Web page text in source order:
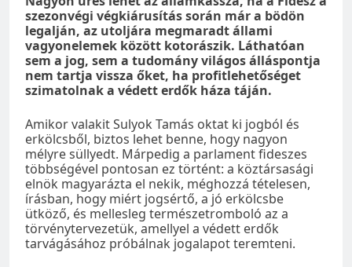
szezonvégi végkiárusítás során már a bödön
legalján, az utoljára megmaradt állami
vagyonelemek között kotorászik. Láthatóan
sem a jog, sem a tudomány világos álláspontja
nem tartja vissza őket, ha profitlehetőséget
szimatolnak a védett erdők háza táján.
Amikor valakit Sulyok Tamás oktat ki jogból és
erkölcsből, biztos lehet benne, hogy nagyon
mélyre süllyedt. Márpedig a parlament fideszes
többségével pontosan ez történt: a köztársasági
elnök magyarázta el nekik, méghozzá tételesen,
írásban, hogy miért jogsértő, a jó erkölcsbe
ütköző, és mellesleg természetromboló az a
törvénytervezetük, amellyel a védett erdők
tarvágásához próbálnak jogalapot teremteni.